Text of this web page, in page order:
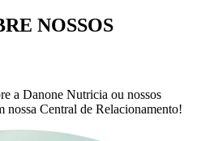
NOSSOS
a Danone Nutricia ou nossos
nossa Central de Relacionamento!